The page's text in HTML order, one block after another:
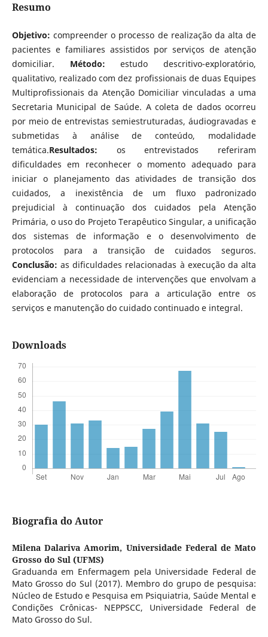
Resumo
Objetivo: compreender o processo de realização da alta de
pacientes e familiares assistidos por serviços de atenção
domiciliar. Método: estudo descritivo-exploratório,
qualitativo, realizado com dez profissionais de duas Equipes
Multiprofissionais da Atenção Domiciliar vinculadas a uma
Secretaria Municipal de Saúde. A coleta de dados ocorreu
por meio de entrevistas semiestruturadas, áudiogravadas e
submetidas à análise de conteúdo, modalidade
temática.Resultados: os entrevistados referiram
dificuldades em reconhecer o momento adequado para
iniciar o planejamento das atividades de transição dos
cuidados, a inexistência de um fluxo padronizado
prejudicial à continuação dos cuidados pela Atenção
Primária, o uso do Projeto Terapêutico Singular, a unificação
dos sistemas de informação e o desenvolvimento de
protocolos para a transição de cuidados seguros.
Conclusão: as dificuldades relacionadas à execução da alta
evidenciam a necessidade de intervenções que envolvam a
elaboração de protocolos para a articulação entre os
serviços e manutenção do cuidado continuado e integral.
Downloads
Biografia do Autor
Milena Dalariva Amorim, Universidade Federal de Mato
Grosso do Sul (UFMS)
Graduanda em Enfermagem pela Universidade Federal de
Mato Grosso do Sul (2017). Membro do grupo de pesquisa:
Núcleo de Estudo e Pesquisa em Psiquiatria, Saúde Mental e
Condições Crônicas- NEPPSCC, Universidade Federal de
Mato Grosso do Sul.